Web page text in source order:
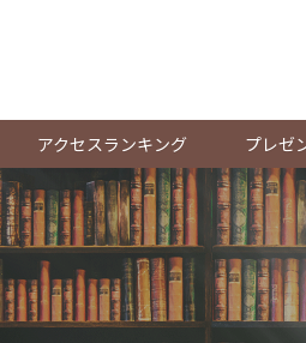
アクセスランキング プレゼ